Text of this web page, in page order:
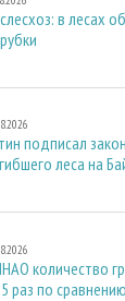
в лесах
подписал
леса на
количество
раз по